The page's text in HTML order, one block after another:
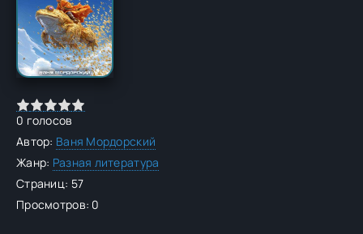
0 голосов
Автор: Ваня Мордорский
Жанр: Разная литература
Страниц: 57
Просмотров: 0